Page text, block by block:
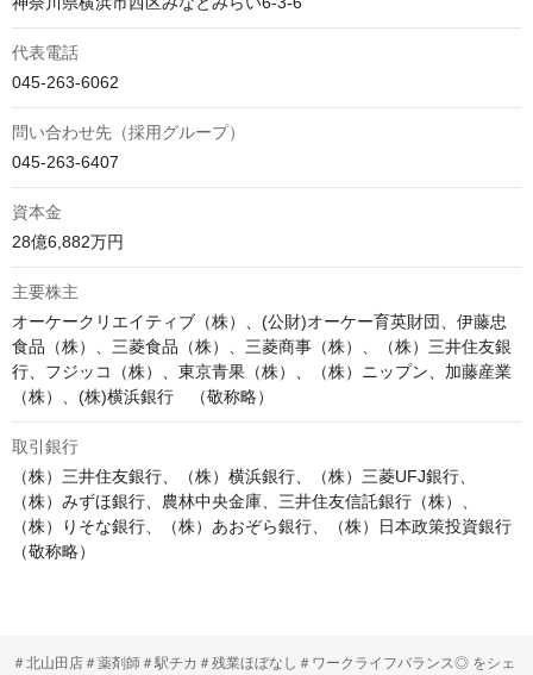
代表電話
045-263-6062
問い合わせ先（採用グループ）
045-263-6407
資本金
28億6,882万円
主要株主
オーケークリエイティブ（株）、(公財)オーケー育英財団、伊藤忠
食品（株）、三菱食品（株）、三菱商事（株）、（株）三井住友銀
行、フジッコ（株）、東京青果（株）、（株）ニップン、加藤産業
（株）、(株)横浜銀行　（敬称略）
取引銀行
（株）三井住友銀行、（株）横浜銀行、（株）三菱UFJ銀行、
（株）みずほ銀行、農林中央金庫、三井住友信託銀行（株）、
（株）りそな銀行、（株）あおぞら銀行、（株）日本政策投資銀行
（敬称略）
＃北山田店＃薬剤師＃駅チカ＃残業ほぼなし＃ワークライフバランス◎ をシェ